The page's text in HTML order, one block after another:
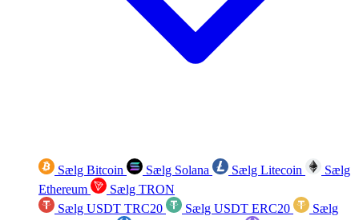
Sælg Bitcoin Sælg Solana Sælg Litecoin
Sælg
Ethereum
Sælg TRON
Sælg USDT TRC20
Sælg USDT ERC20
Sælg